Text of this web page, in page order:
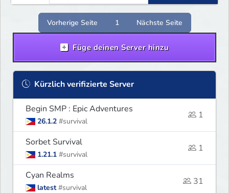
Vorherige Seite 1 Nächste Seite
Füge deinen Server hinzu
Kürzlich verifizierte Server
Begin SMP : Epic Adventures
26.1.2 #survival
1
Sorbet Survival
1.21.1 #survival
1
Cyan Realms
latest #survival
31